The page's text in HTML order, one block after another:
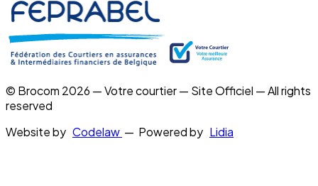
© Brocom 2026 — Votre courtier — Site Officiel — All rights
reserved
Website by Codelaw — Powered by Lidia